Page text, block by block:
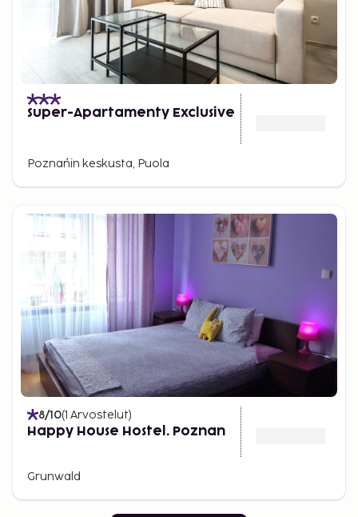
Super-Apartamenty Exclusive
Poznańin keskusta, Puola
8/10(1 Arvostelut)
Happy House Hostel. Poznan
Grunwald